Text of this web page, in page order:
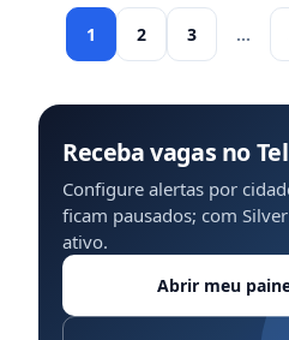
1 2 3 …
Receba vagas no
Configure alertas por
ficam pausados; com
ativo.
Abrir meu